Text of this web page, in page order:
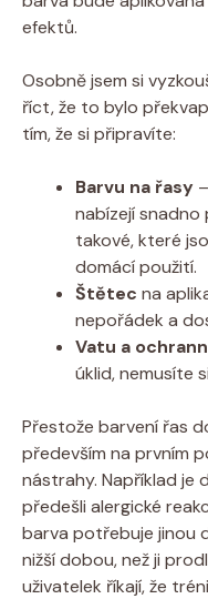
efektů.
Osobně jsem si
říct, že to bylo
tím, že si připravíte:
Barvu na řasy
nabízejí
takové, které
domácí použití.
Štětec na
nepořádek a
Vatu a
úklid, nemusíte
Přestože barvení řas
především na prvním
nástrahy. Například
předešli alergické
barva potřebuje jinou
nižší dobou, než ji
uživatelek říkají, že